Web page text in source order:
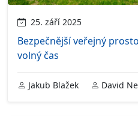
25. září 2025
Bezpečnější veřejný
volný čas
Jakub Blažek David